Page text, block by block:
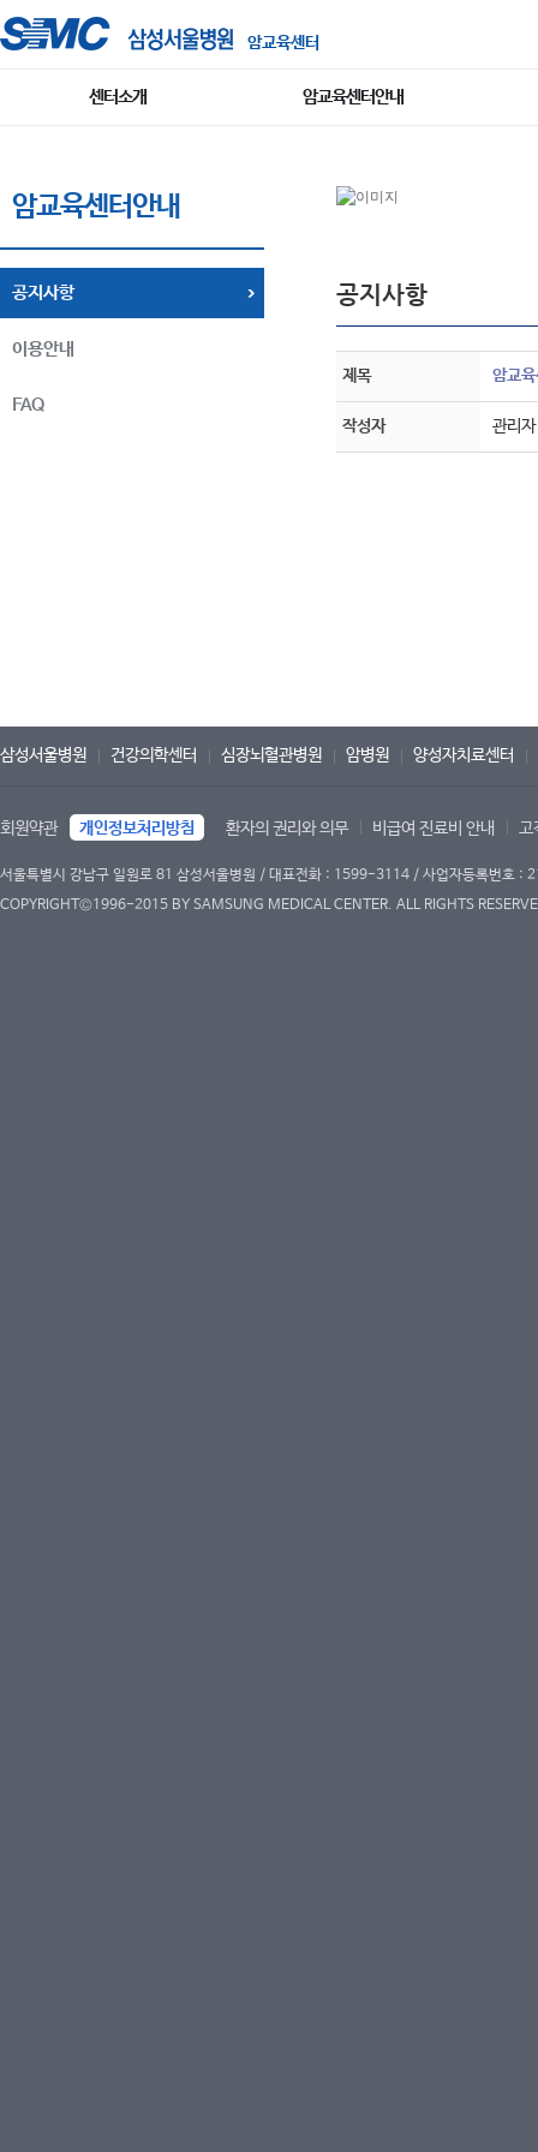
암교육센터
센터소개 암교육센터안내
암교육센터안내
공지사항
이용안내
FAQ
공지사항
제목 암교
작성자 관리자
삼성서울병원 건강의학센터 심장뇌혈관병원 암병원 양성자치료센터
회원약관 개인정보처리방침 환자의 권리와 의무 비급여 진료비 안내 고
서울특별시 강남구 일원로 81 삼성서울병원 / 대표전화 : 1599-3114 / 사업자등록번호
COPYRIGHT©1996-2015 BY SAMSUNG MEDICAL CENTER. ALL RIGHTS